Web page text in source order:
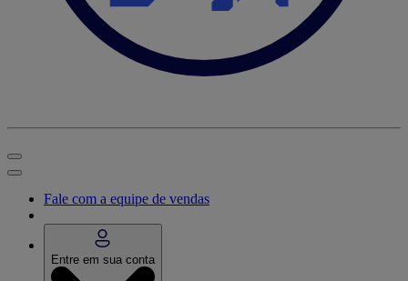
Fale com a equipe de vendas
Entre em sua conta